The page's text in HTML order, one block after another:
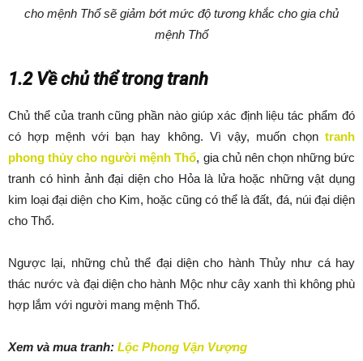
cho mệnh Thổ sẽ giảm bớt mức độ tương khắc cho gia chủ
mệnh Thổ
1.2 Về chủ thể trong tranh
Chủ thể của tranh cũng phần nào giúp xác định liệu tác phẩm đó
có hợp mệnh với bạn hay không. Vì vậy, muốn chọn tranh
phong thủy cho người mệnh Thổ, gia chủ nên chọn những bức
tranh có hình ảnh đại diện cho Hỏa là lửa hoặc những vật dụng
kim loại đại diện cho Kim, hoặc cũng có thể là đất, đá, núi đại diện
cho Thổ.
Ngược lại, những chủ thể đại diện cho hành Thủy như cá hay
thác nước và đại diện cho hành Mộc như cây xanh thì không phù
hợp lắm với người mang mệnh Thổ.
Xem và mua tranh: Lộc Phong Vận Vượng